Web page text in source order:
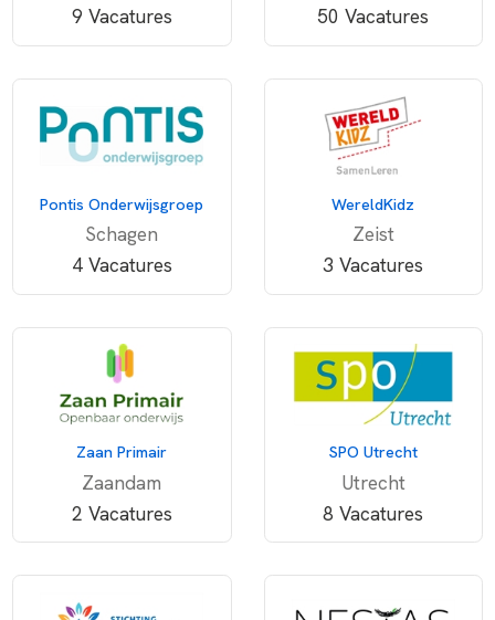
9 Vacatures
50 Vacatures
Pontis Onderwijsgroep
Schagen
4 Vacatures
WereldKidz
Zeist
3 Vacatures
Zaan Primair
Zaandam
2 Vacatures
SPO Utrecht
Utrecht
8 Vacatures